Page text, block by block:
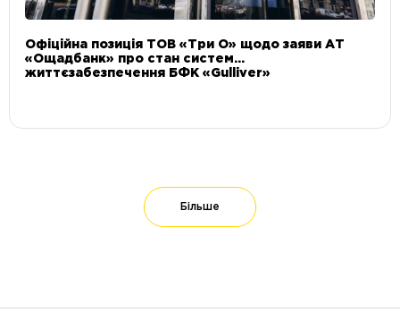
Офіційна позиція ТОВ «Три О» щодо заяви АТ
«Ощадбанк» про стан систем
життєзабезпечення БФК «Gulliver»
Більше